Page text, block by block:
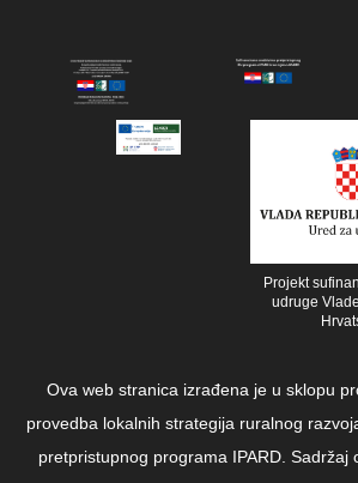
Projekt
udruge
Ova web stranica izrađena je u sklopu
provedba lokalnih strategija ruralnog
pretpristupnog programa IPARD. Sadržaj